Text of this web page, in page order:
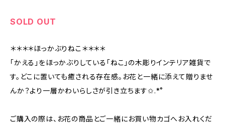
SOLD OUT
＊＊＊＊ほっかぶりねこ＊＊＊＊
「かえる」をほっかぶりしている「ねこ」の木彫りインテリア雑貨で
す。どこに置いても癒される存在感。お花と一緒に添えて贈りませ
んか？より一層かわいらしさが引き立ちます✩.*˚
ご購入の際は、お花の商品とご一緒にお買い物カゴへお入れくだ